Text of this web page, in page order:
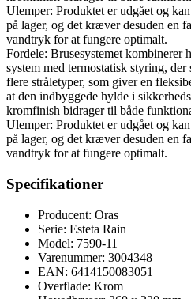
Ulemper: Produktet er udgået og
på lager, og det kræver desuden en
vandtryk for at fungere optimalt.
Fordele: Brusesystemet kombinerer
system med termostatisk styring,
flere stråletyper, som giver en
at den indbyggede hylde i
kromfinish bidrager til både
Ulemper: Produktet er udgået og
på lager, og det kræver desuden en
vandtryk for at fungere optimalt.
Specifikationer
Producent: Oras
Serie: Esteta Rain
Model: 7590-11
Varenummer: 3004348
EAN: 6414150083051
Overflade: Krom